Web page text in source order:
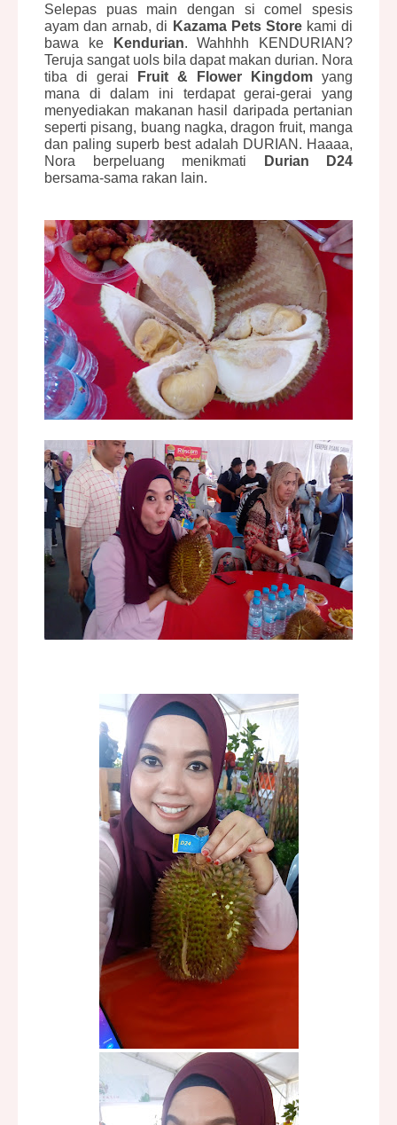
Selepas puas main dengan si comel spesis
ayam dan arnab, di Kazama Pets Store kami di
bawa ke
Kendurian. Wahhhh KENDURIAN?
Teruja sangat uols bila dapat makan durian. Nora
tiba di gerai
Fruit & Flower Kingdom yang
mana di dalam ini terdapat gerai-gerai yang
menyediakan makanan hasil daripada pertanian
seperti pisang, buang nagka, dragon fruit, manga
dan paling superb best adalah DURIAN. Haaaa,
Nora berpeluang menikmati
Durian D24
bersama-sama rakan lain.